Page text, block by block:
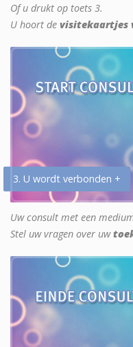
Of u drukt op toets 3.
U hoort de visitekaartjes
3. U wordt verbonden +
Uw consult met een
Stel uw vragen over uw